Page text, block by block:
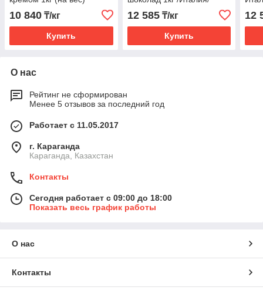
10 840 ₸/кг
Купить
12 585₸/кг
Купить
12
О нас
Рейтинг не сформирован
Менее 5 отзывов за последний год
Работает с 11.05.2017
г. Караганда
Караганда, Казахстан
Контакты
Сегодня работает с 09:00 до 18:00
Показать весь график работы
О нас
Контакты